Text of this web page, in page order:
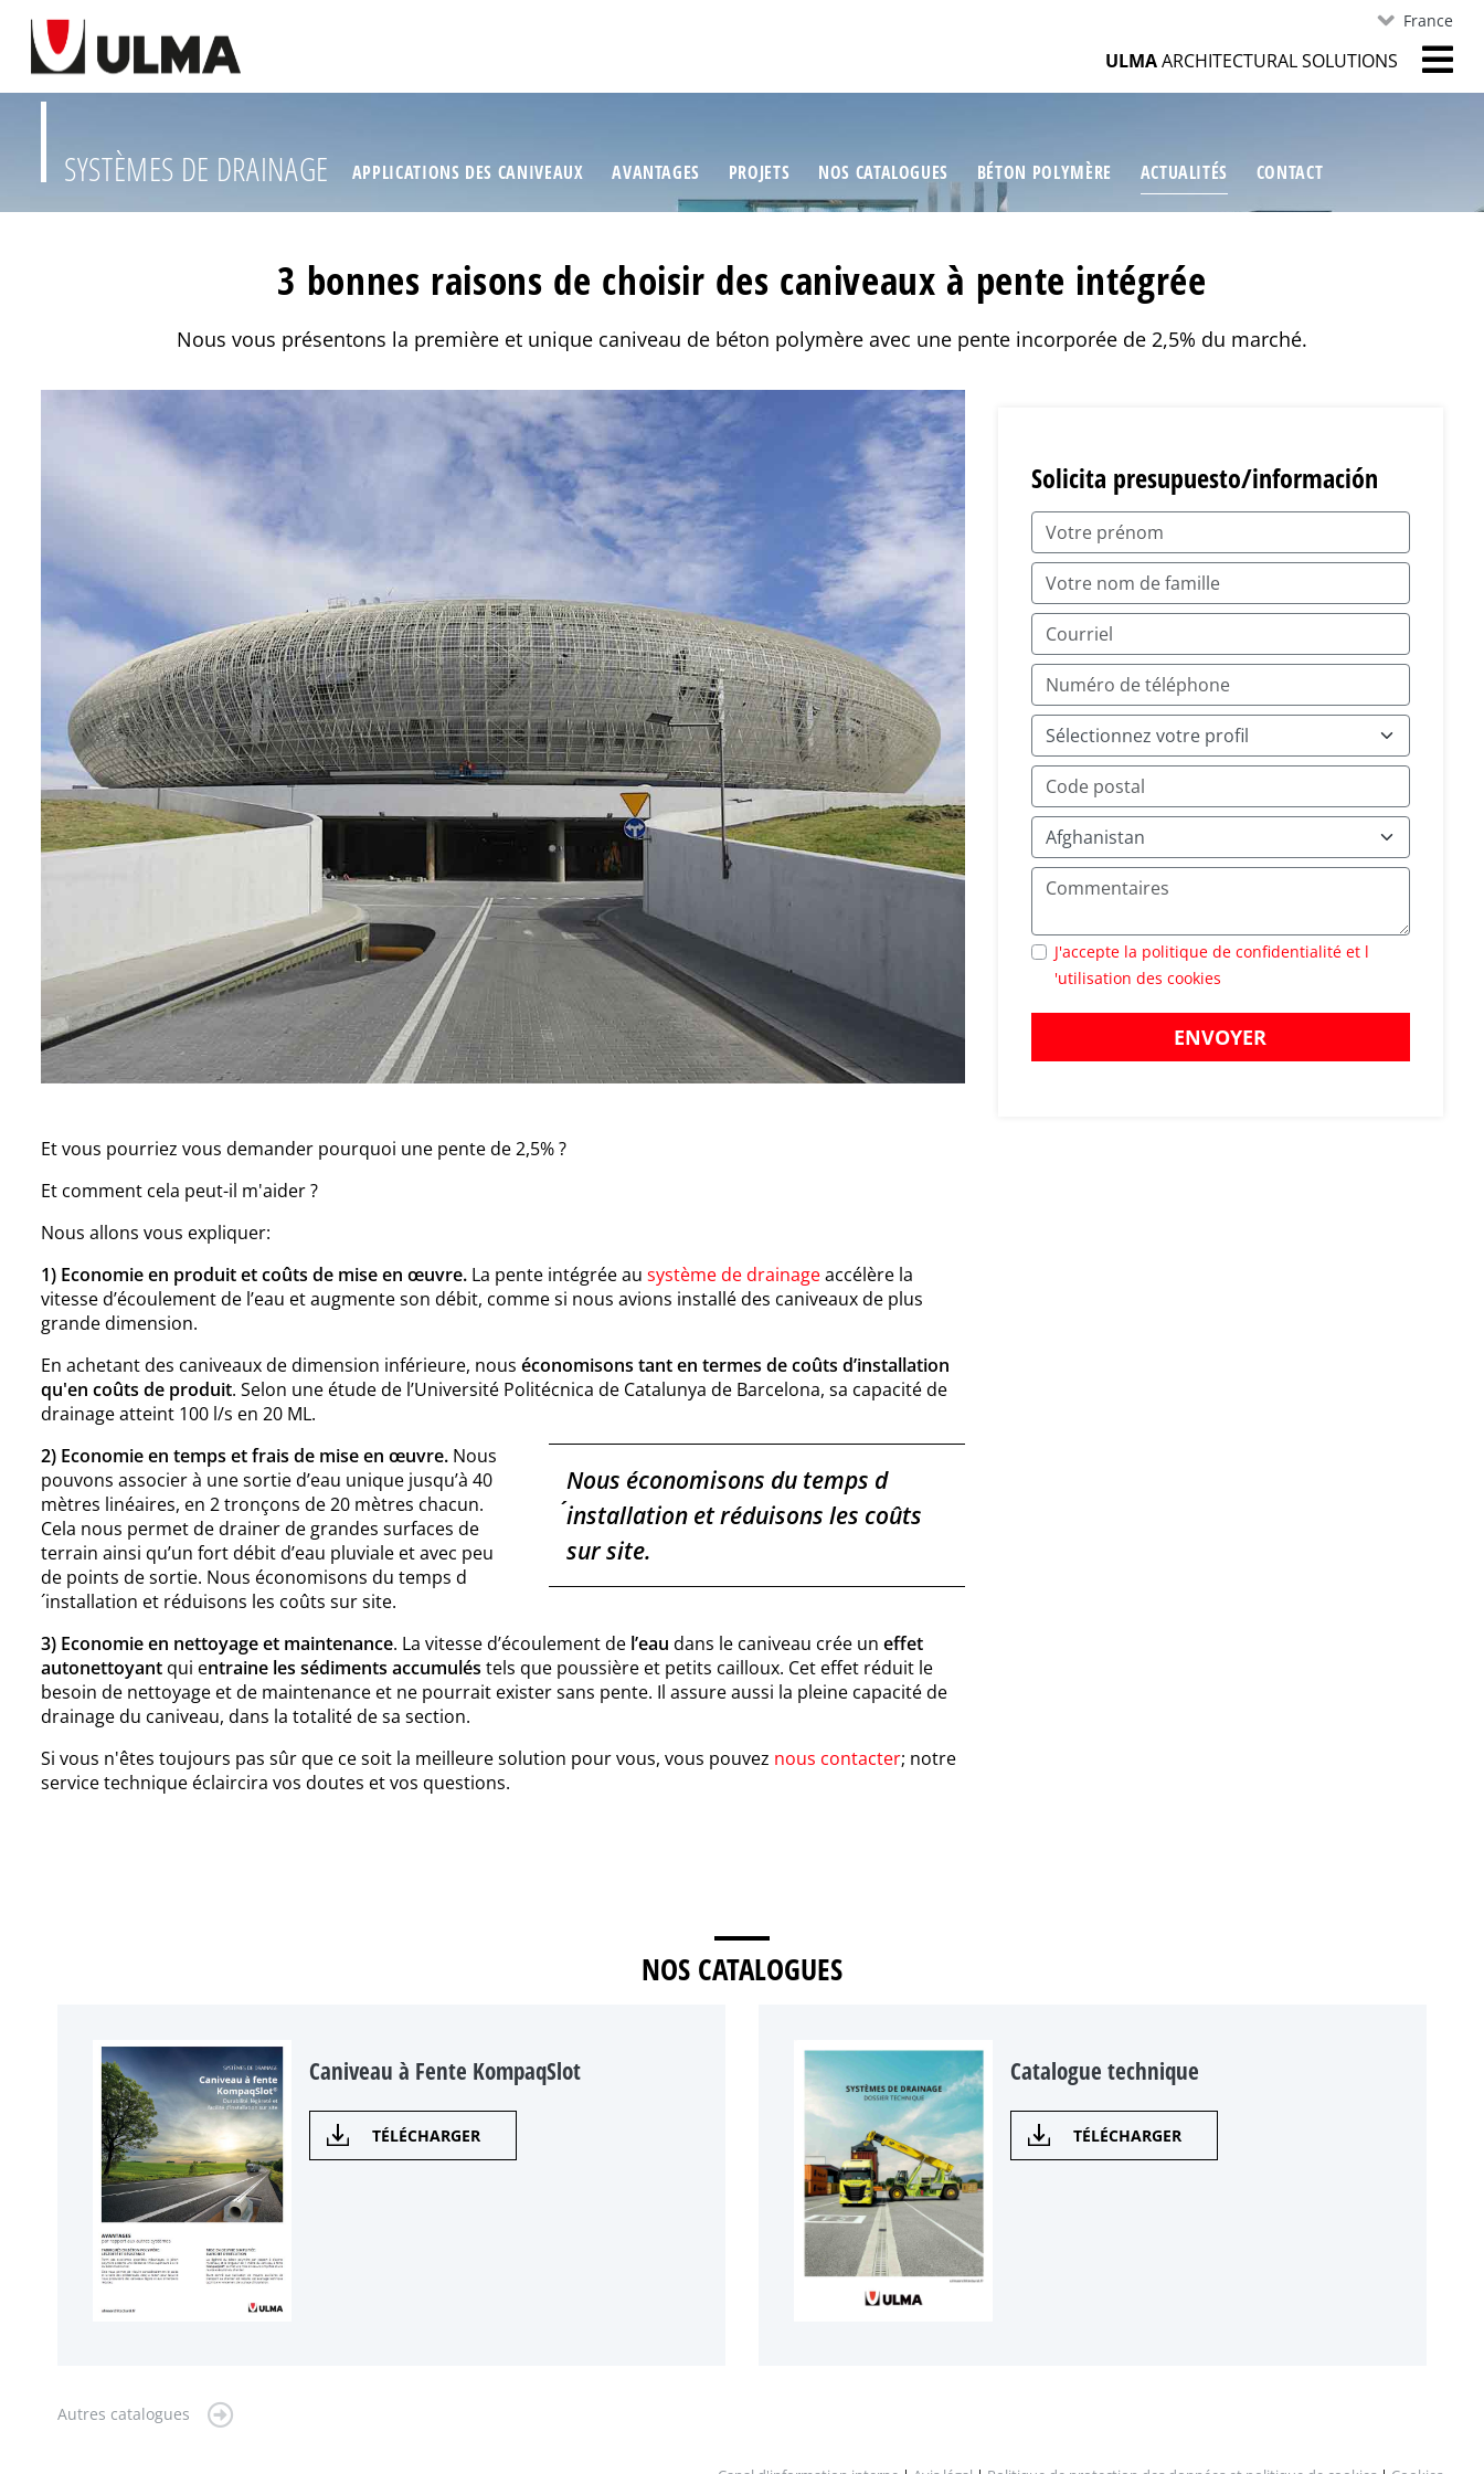
France
ULMAARCHITECTURAL SOLUTIONS
SYSTÈMES DE DRAINAGE APPLICATIONS DES CANIVEAUX AVANTAGES PROJETS NOS CATALOGUES BÉTON POLYMÈRE ACTUALITÉS CONTACT
3 bonnes raisons de choisir des caniveaux à pente intégrée
Nous vous présentons la première et unique caniveau de béton polymère avec une pente incorporée de 2,5% du marché.
Et vous pourriez vous demander pourquoi une pente de 2,5% ?
Et comment cela peut-il m'aider ?
Nous allons vous expliquer:
1) Economie en produit et coûts de mise en œuvre. La pente intégrée au système de drainageaccélère la
vitesse d’écoulement de l’eau et augmente son débit, comme si nous avions installé des caniveaux de plus
grande dimension.
En achetant des caniveaux de dimension inférieure, nous économisons tant en termes de coûts d’installation
qu'en coûts de produit. Selon une étude de l’Université Politécnica de Catalunya de Barcelona, sa capacité de
drainage atteint 100 l/s en 20 ML.
Nous économisons du temps d
´installation et réduisons les coûts
sur site.
2) Economie en temps et frais de mise en œuvre. Nous
pouvons associer à une sortie d’eau unique jusqu’à 40
mètres linéaires, en 2 tronçons de 20 mètres chacun.
Cela nous permet de drainer de grandes surfaces de
terrain ainsi qu’un fort débit d’eau pluviale et avec peu
de points de sortie. Nous économisons du temps d
´installation et réduisons les coûts sur site.
3) Economie en nettoyage et maintenance. La vitesse d’écoulement de l’eau dans le caniveau crée un effet
autonettoyant qui entraine les sédiments accumulés tels que poussière et petits cailloux. Cet effet réduit le
besoin de nettoyage et de maintenance et ne pourrait exister sans pente. Il assure aussi la pleine capacité de
drainage du caniveau, dans la totalité de sa section.
Si vous n'êtes toujours pas sûr que ce soit la meilleure solution pour vous, vous pouvez nous contacter; notre
service technique éclaircira vos doutes et vos questions.
Solicita presupuesto/información
J'accepte la politique de confidentialité et l
'utilisation des cookies
ENVOYER
NOS CATALOGUES
Caniveau à Fente KompaqSlot
TÉLÉCHARGER
Catalogue technique
TÉLÉCHARGER
Autres catalogues